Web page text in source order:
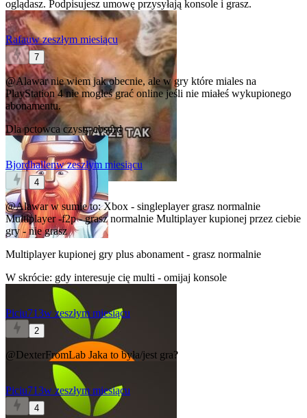
oglądasz. Podpisujesz umowę przysyłają konsole i grasz.
Rafauw zeszłym miesiącu
7
@Alawarnie wiem jak obecnie, ale w gry które miales na
PlayStation 4 nie mogłeś grać online jeśli nie miałeś wykupionego
abonamentu.
Dla pctowca czysty absurd
Bjordhallenw zeszłym miesiącu
4
@Alawarw sumie to: Xbox - singleplayer grasz normalnie
Multiplayer -f2p - grasz normalnie Multiplayer kupionej przez ciebie
gry - nie grasz
Multiplayer kupionej gry plus abonament - grasz normalnie
W skrócie: gdy interesuje cię multi - omijaj konsole
Piciu713w zeszłym miesiącu
2
@DexterFromLab Jaka to była/jest gra?
Piciu713w zeszłym miesiącu
4